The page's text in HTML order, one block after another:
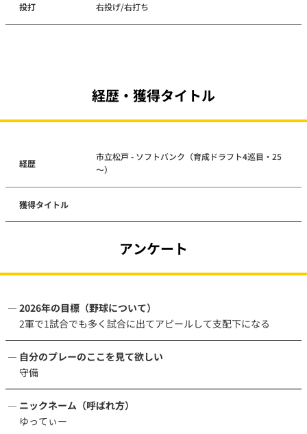
投打 右投げ/右打ち
経歴・獲得タイトル
経歴
市立松戸 - ソフトバンク（育成ドラフト4巡目・25
～）
獲得タイトル
アンケート
2026年の目標（野球について）
2軍で1試合でも多く試合に出てアピールして支配下になる
自分のプレーのここを見て欲しい
守備
ニックネーム（呼ばれ方）
ゆってぃー